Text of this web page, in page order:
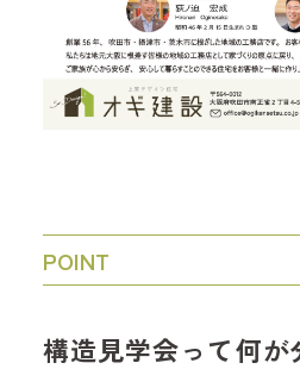
POINT
構造見学会って何が